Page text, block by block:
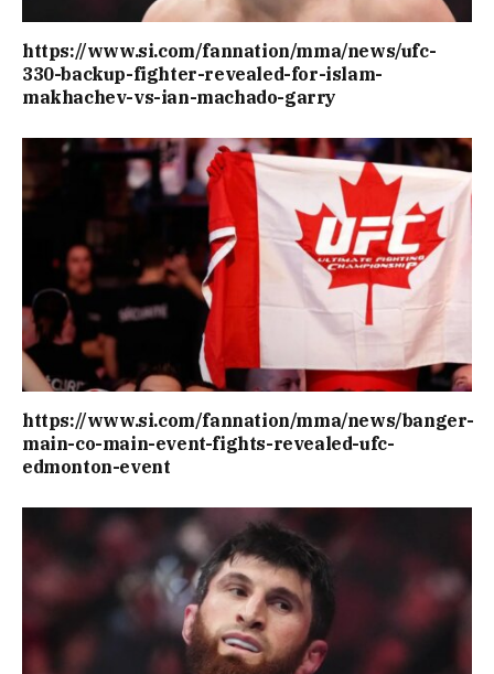
https://www.si.com/fannation/mma/news/ufc-
330-backup-fighter-revealed-for-islam-
makhachev-vs-ian-machado-garry
https://www.si.com/fannation/mma/news/banger-
main-co-main-event-fights-revealed-ufc-
edmonton-event